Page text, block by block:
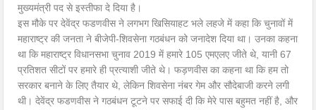
मुख्यमंत्री पद से इस्तीफा दे दिया है।
इस मौके पर देवेंद्र फडणवीस ने लगभग खिसियाहट भले लहजे में कहा कि चुनावों में
महाराष्ट्र की जनता ने बीजेपी-शिवसेना गठबंधन को जनादेश दिया था। उनका कहना
था कि महाराष्ट्र विधानसभा चुनाव 2019 में हमारे 105 एमएलए जीते थे, यानी 67
प्रतिशत सीटों पर हमारे ही प्रत्याशी जीते थे। फड़णवीस का कहना था कि हम तो
सरकार बनाने के लिए तैयार थे, लेकिन शिवसेना नंबर गेम और सौदेबाजी करने लगी
थी। देवेंद्र फडणवीस ने गठबंधन टूटने पर सफाई दी कि मेरे पास बहुमत नहीं है, और